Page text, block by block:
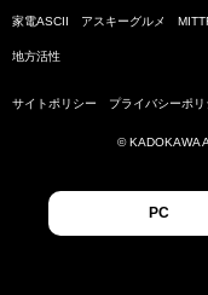
家電ASCII アスキーグルメ
地方活性
サイトポリシー プライバシーポリ
© KADOKAWA
PC